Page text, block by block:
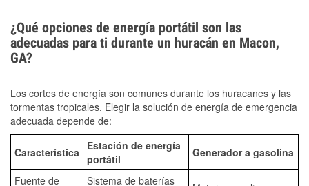
¿Qué opciones de energía portátil son las
adecuadas para ti durante un huracán en Macon,
GA?
Los cortes de energía son comunes durante los huracanes y las
tormentas tropicales. Elegir la solución de energía de emergencia
adecuada depende de:
Característica
Estación de energía
portátil
Generador a gasolina
Fuente de Sistema de baterías